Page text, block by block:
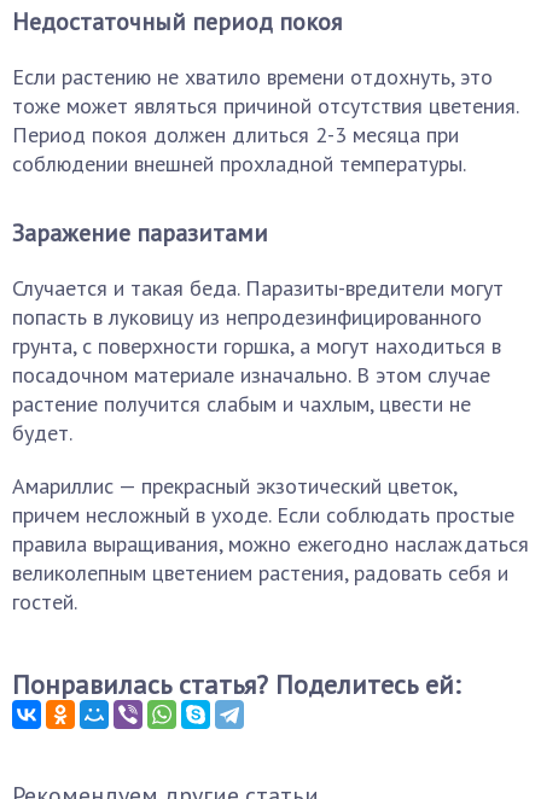
Недостаточный период покоя
Если растению не хватило времени отдохнуть, это
тоже может являться причиной отсутствия цветения.
Период покоя должен длиться 2-3 месяца при
соблюдении внешней прохладной температуры.
Заражение паразитами
Случается и такая беда. Паразиты-вредители могут
попасть в луковицу из непродезинфицированного
грунта, с поверхности горшка, а могут находиться в
посадочном материале изначально. В этом случае
растение получится слабым и чахлым, цвести не
будет.
Амариллис — прекрасный экзотический цветок,
причем несложный в уходе. Если соблюдать простые
правила выращивания, можно ежегодно наслаждаться
великолепным цветением растения, радовать себя и
гостей.
Понравилась статья? Поделитесь ей: